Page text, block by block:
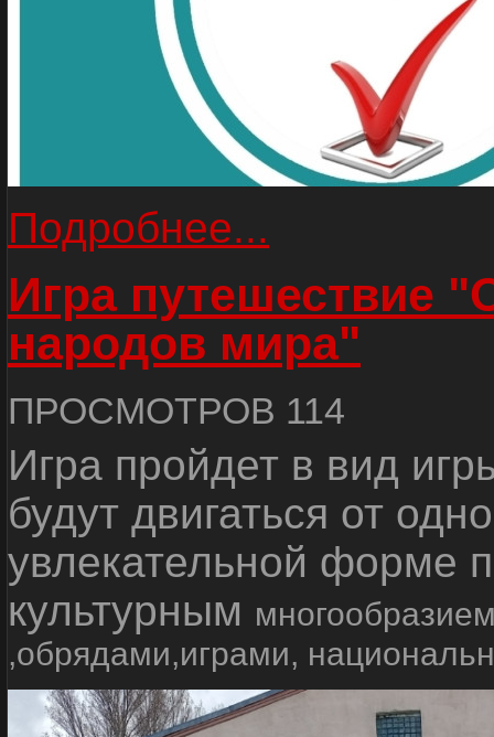
Подробнее...
Игра путешествие
народов мира"
ПРОСМОТРОВ 114
Игра пройдет в вид
будут двигаться от
увлекательной форме
культурным
,обрядами,играми,